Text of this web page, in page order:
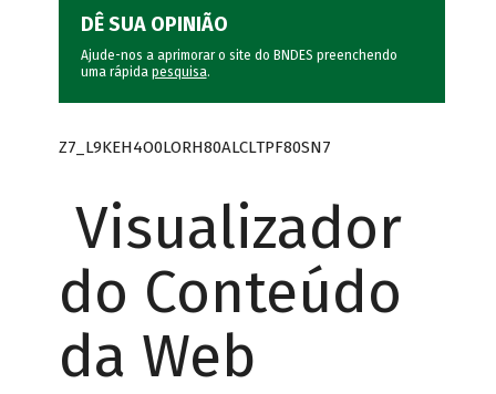
DÊ SUA OPINIÃO
Ajude-nos a aprimorar o site do BNDES preenchendo
uma rápida pesquisa.
Z7_L9KEH4O0LORH80ALCLTPF80SN7
Visualizador
do Conteúdo
da Web